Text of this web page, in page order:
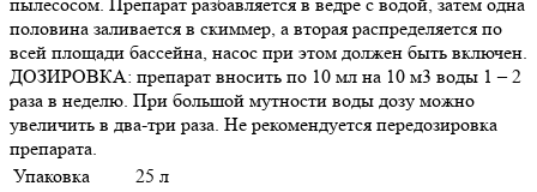
половина заливается в скиммер, а вторая распределяется по
всей площади бассейна, насос при этом должен быть включен.
ДОЗИРОВКА: препарат вносить по 10 мл на 10 м3 воды 1 – 2
раза в неделю. При большой мутности воды дозу можно
увеличить в два-три раза. Не рекомендуется передозировка
препарата.
Упаковка
25 л